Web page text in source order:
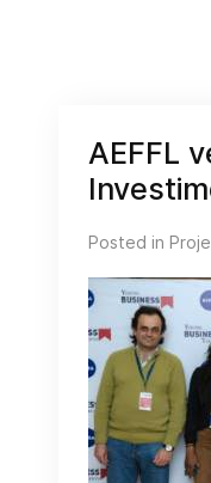
AEFFL
Posted in